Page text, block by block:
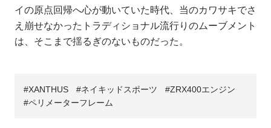
イの原点回帰へ心が動いていた時代、当のカワサキでさ
え崩せなかったトラディショナル流行りのムーブメント
は、そこまで揺るぎのないものだった。
XANTHUS ネイキッドスポーツ
ZRX400エンジン
ペリメーターフレーム